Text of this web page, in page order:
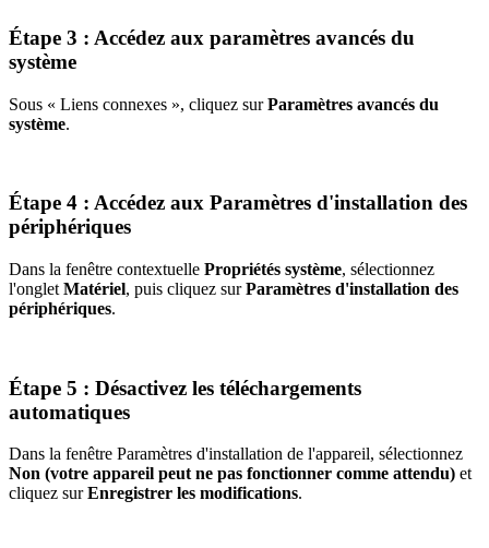
Étape 3 : Accédez aux paramètres avancés du
système
Sous « Liens connexes », cliquez surParamètres avancés du
système.
Étape 4 : Accédez aux Paramètres d'installation des
périphériques
Dans la fenêtre contextuelle Propriétés système, sélectionnez
l'onglet Matériel, puis cliquez surParamètres d'installation des
périphériques.
Étape 5 : Désactivez les téléchargements
automatiques
Dans la fenêtre Paramètres d'installation de l'appareil, sélectionnez
Non (votre appareil peut ne pas fonctionner comme attendu) et
cliquez surEnregistrer les modifications.